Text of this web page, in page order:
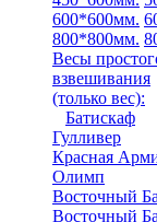
600*600мм.
800*800мм.
Весы
взвешивания
(только вес):
Батискаф
Гулливер
Красная
Олимп
Восточный
Восточный